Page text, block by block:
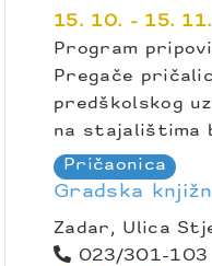
15. 10. - 15.
Program
Pregače
predškolskog
na stajalištima
Pričaonica
Gradska
Zadar, Ulica
023/301-103